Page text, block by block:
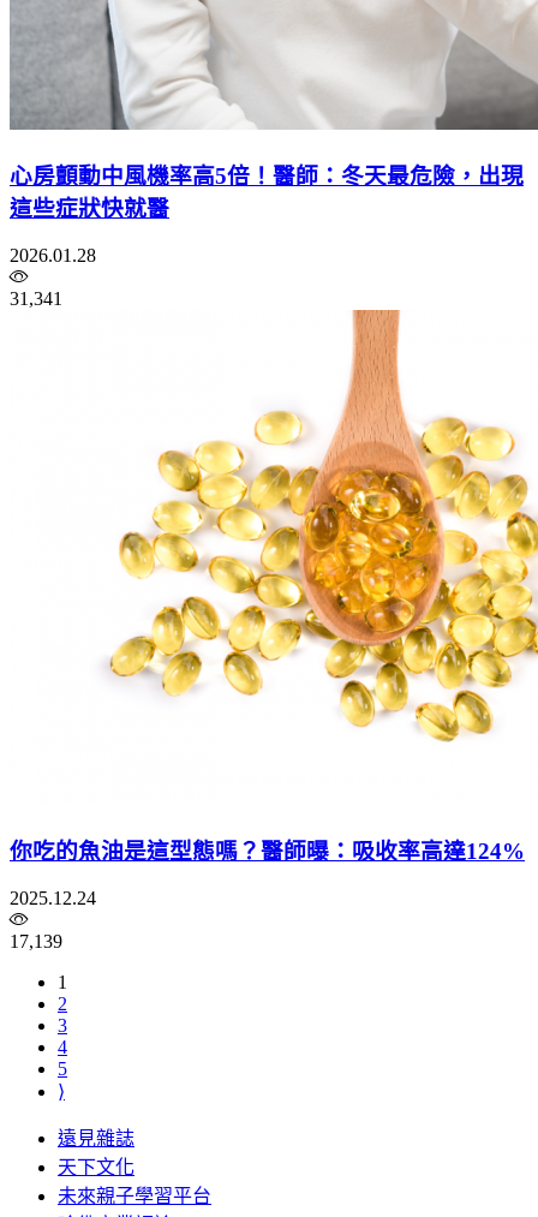
心房顫動中風機率高5倍！醫師：冬天最危險，出現
這些症狀快就醫
2026.01.28
31,341
你吃的魚油是這型態嗎？醫師曝：吸收率高達124%
2025.12.24
17,139
1
2
3
4
5
⟩
遠見雜誌
天下文化
未來親子學習平台